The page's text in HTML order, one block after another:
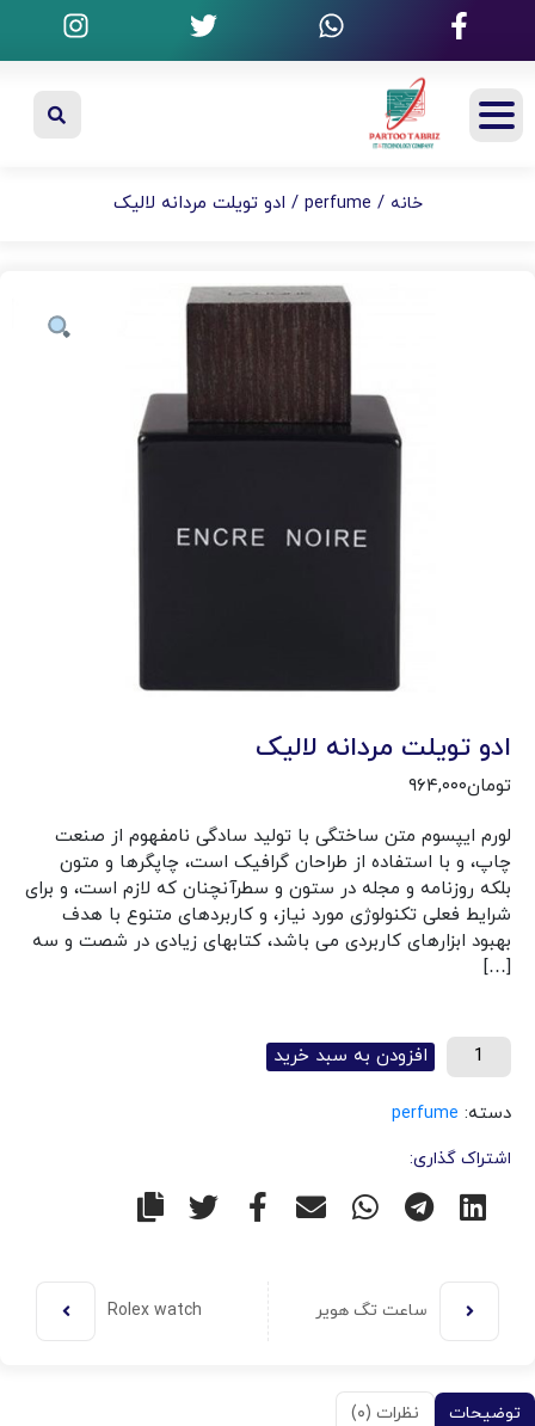
خانه /
perfume / ادو تویلت مردانه لالیک
ادو تویلت مردانه لالیک
تومان۹۶۴,۰۰۰
لورم ایپسوم متن ساختگی با تولید سادگی نامفهوم از صنعت
چاپ، و با استفاده از طراحان گرافیک است، چاپگرها و متون
بلکه روزنامه و مجله در ستون و سطرآنچنان که لازم است، و برای
شرایط فعلی تکنولوژی مورد نیاز، و کاربردهای متنوع با هدف
بهبود ابزارهای کاربردی می باشد، کتابهای زیادی در شصت و سه
[…]
افزودن به سبد خرید
دسته: perfume
اشتراک گذاری:
ساعت تگ هویر Rolex watch
توضیحات نظرات (۰)